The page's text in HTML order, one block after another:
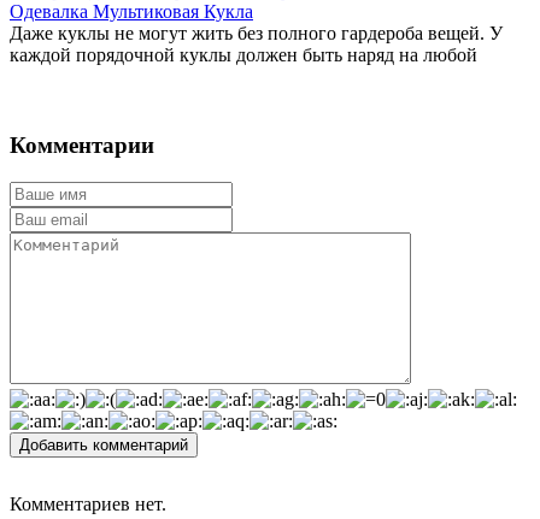
Одевалка Мультиковая Кукла
Даже куклы не могут жить без полного гардероба вещей. У
каждой порядочной куклы должен быть наряд на любой
Комментарии
Добавить комментарий
Комментариев нет.